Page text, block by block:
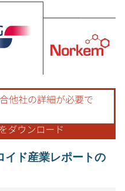
BY 4.0の表示が必要です。
イド産業レポートの